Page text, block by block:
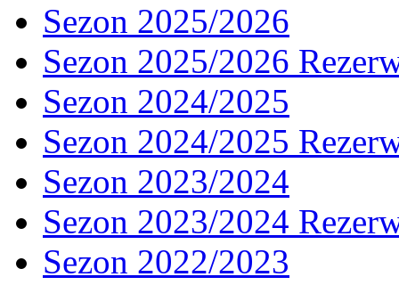
Sezon 2025/2026
Sezon 2025/2026
Sezon 2024/2025
Sezon 2024/2025
Sezon 2023/2024
Sezon 2023/2024
Sezon 2022/2023